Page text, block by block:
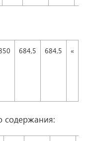
684,5 684,5 «
содержания: